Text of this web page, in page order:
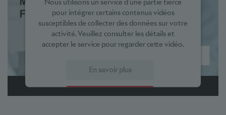
Nous utilisons un service d'une partie tierce
pour intégrer certains contenus vidéos
susceptibles de collecter des données sur votre
activité. Veuillez consulter les détails et
accepter le service pour regarder cette vidéo.
En savoir plus
Accepter